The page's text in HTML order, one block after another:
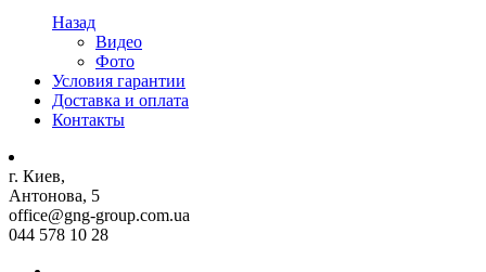
Назад
Видео
Фото
Условия гарантии
Доставка и оплата
Контакты
г. Киев,
Антонова, 5
office@gng-group.com.ua
044 578 10 28